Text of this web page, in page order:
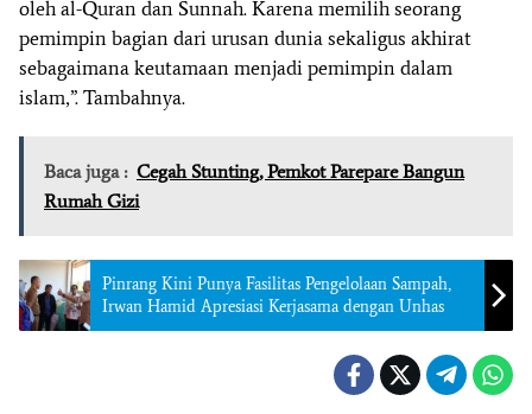
oleh al-Quran dan Sunnah. Karena memilih seorang
pemimpin bagian dari urusan dunia sekaligus akhirat
sebagaimana keutamaan menjadi pemimpin dalam
islam,”. Tambahnya.
Baca juga : Cegah Stunting, Pemkot Parepare Bangun
Rumah Gizi
Pinrang Kini Punya Fasilitas Pengelolaan Sampah,
Irwan Hamid Apresiasi Kerjasama dengan Unhas